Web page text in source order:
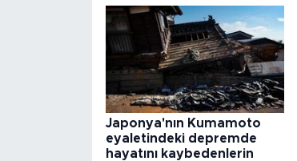
Japonya'nın Kumamoto
eyaletindeki depremde
hayatını kaybedenlerin